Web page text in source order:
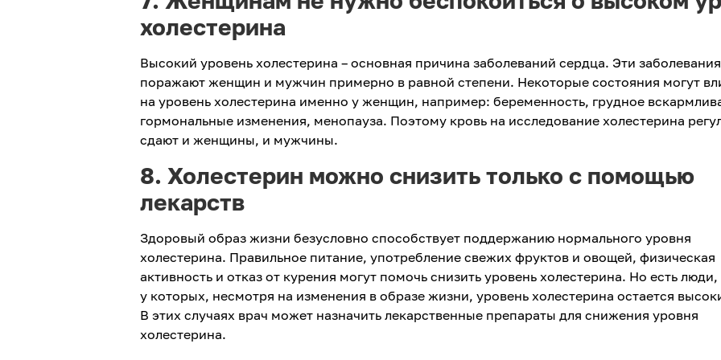
холестерина
Высокий уровень холестерина – основная причина заболеваний сердца. Эти заболевания
поражают женщин и мужчин примерно в равной степени. Некоторые состояния могут
на уровень холестерина именно у женщин, например: беременность, грудное
гормональные изменения, менопауза. Поэтому кровь на исследование холестерина
сдают и женщины, и мужчины.
8. Холестерин можно снизить только с помощью
лекарств
Здоровый образ жизни безусловно способствует поддержанию нормального уровня
холестерина. Правильное питание, употребление свежих фруктов и овощей, физическая
активность и отказ от курения могут помочь снизить уровень холестерина. Но есть люди,
у которых, несмотря на изменения в образе жизни, уровень холестерина остается
В этих случаях врач может назначить лекарственные препараты для снижения уровня
холестерина.